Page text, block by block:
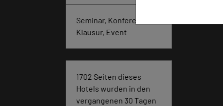
Seminar, Konferenz,
Klausur, Event
1702 Seiten dieses
Hotels wurden in den
vergangenen 30 Tagen